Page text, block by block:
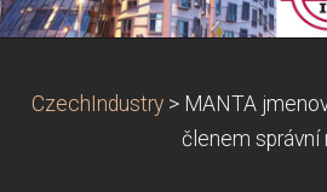
CzechIndustry > MANTA
členem správní